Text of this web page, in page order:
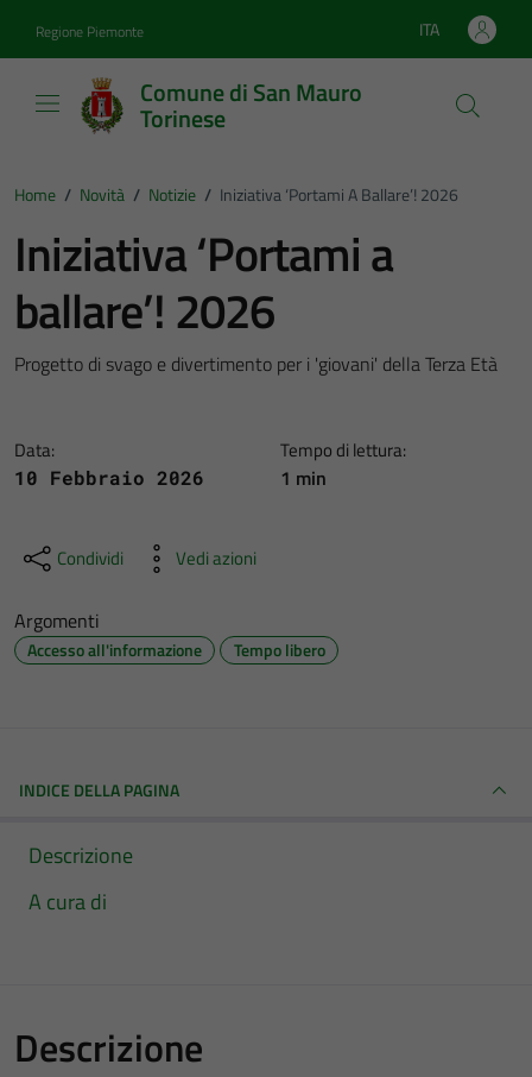
Regione Piemonte Lingua attiva:
ITA
Comune di San Mauro
Torinese
Home / Novità / Notizie / Iniziativa ‘Portami A Ballare’! 2026
Iniziativa ‘Portami a
ballare’! 2026
Progetto di svago e divertimento per i 'giovani' della Terza Età
Data:
10 Febbraio 2026
Tempo di lettura:
1 min
Condividi Vedi azioni
Argomenti
Accesso all'informazione Tempo libero
INDICE DELLA PAGINA
Descrizione
A cura di
Descrizione